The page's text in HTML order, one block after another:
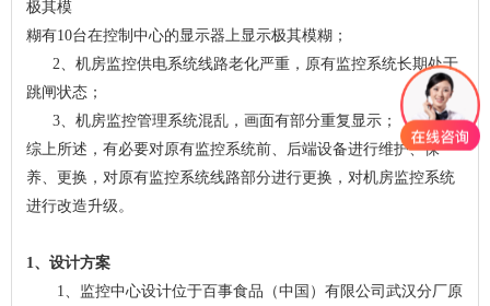
极其模
糊有10台在控制中心的显示器上显示极其模糊；
2、机房监控供电系统线路老化严重，原有监控系统长期处于
跳闸状态；
3、机房监控管理系统混乱，画面有部分重复显示；
综上所述，有必要对原有监控系统前、后端设备进行维护、保
养、更换，对原有监控系统线路部分进行更换，对机房监控系统
进行改造升级。
1、设计方案
1、监控中心设计位于百事食品（中国）有限公司武汉分厂原